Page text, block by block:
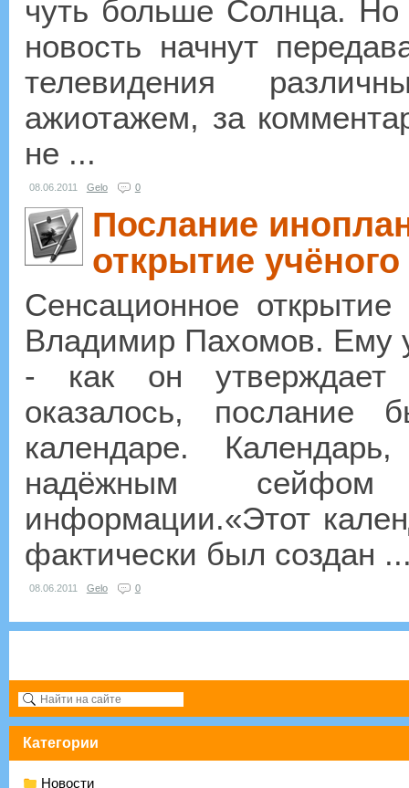
чуть больше Солнца. Но
новость начнут
телевидения
ажиотажем, за
не ...
08.06.2011 Gelo 0
Послание
открытие
Сенсационное
Владимир Пахомов. Ему
- как он утверждает
оказалось, послание
календаре.
надёжным сейфом
информации.«Этот
фактически был создан
08.06.2011 Gelo 0
Категории
Новости